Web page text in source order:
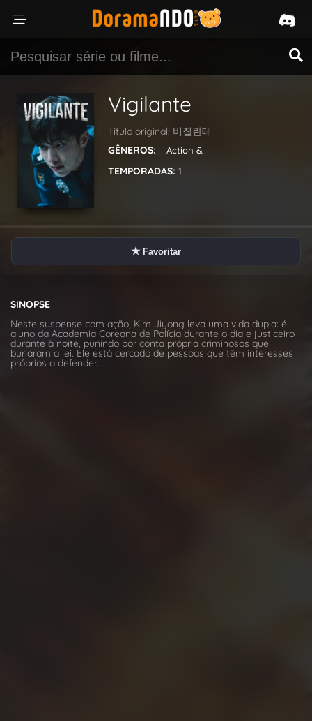
Vigilante
Título original: 비질란테
GÊNEROS:
Action &
TEMPORADAS: 1
★Favoritar
SINOPSE
Neste suspense com ação, Kim Jiyong leva uma vida dupla: é
aluno da Academia Coreana de Polícia durante o dia e justiceiro
durante à noite, punindo por conta própria criminosos que
burlaram a lei. Ele está cercado de pessoas que têm interesses
próprios a defender.